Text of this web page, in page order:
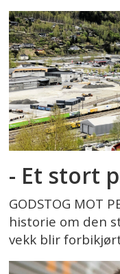
- Et stort
GODSTOG MOT
historie om den
vekk blir